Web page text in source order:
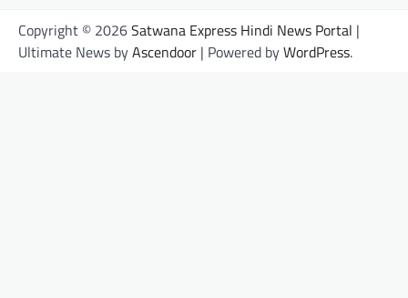
Copyright © 2026Satwana Express Hindi News Portal |
Ultimate News byAscendoor | Powered byWordPress.